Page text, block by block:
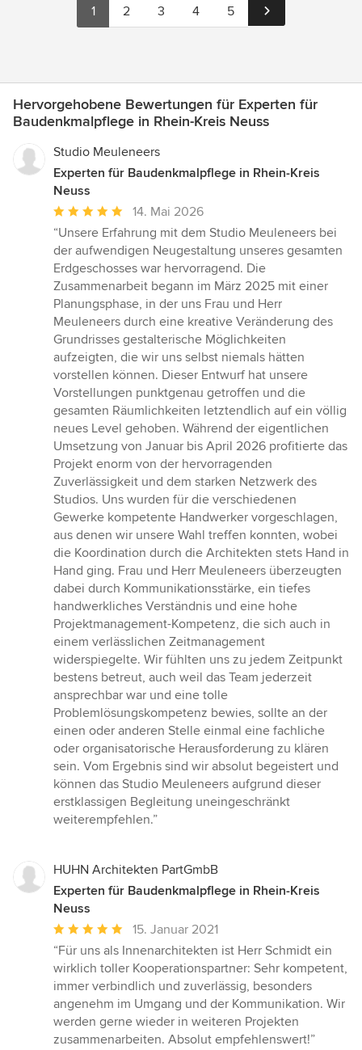
1 2 3 4 5
Hervorgehobene Bewertungen für Experten für
Baudenkmalpflege in Rhein-Kreis Neuss
Studio Meuleneers
Experten für Baudenkmalpflege in Rhein-Kreis
Neuss
Durchschnittliche
Bewertung:
5
von
5
Sternen
14. Mai 2026
“Unsere Erfahrung mit dem Studio Meuleneers bei
der aufwendigen Neugestaltung unseres gesamten
Erdgeschosses war hervorragend. Die
Zusammenarbeit begann im März 2025 mit einer
Planungsphase, in der uns Frau und Herr
Meuleneers durch eine kreative Veränderung des
Grundrisses gestalterische Möglichkeiten
aufzeigten, die wir uns selbst niemals hätten
vorstellen können. Dieser Entwurf hat unsere
Vorstellungen punktgenau getroffen und die
gesamten Räumlichkeiten letztendlich auf ein völlig
neues Level gehoben. Während der eigentlichen
Umsetzung von Januar bis April 2026 profitierte das
Projekt enorm von der hervorragenden
Zuverlässigkeit und dem starken Netzwerk des
Studios. Uns wurden für die verschiedenen
Gewerke kompetente Handwerker vorgeschlagen,
aus denen wir unsere Wahl treffen konnten, wobei
die Koordination durch die Architekten stets Hand in
Hand ging. Frau und Herr Meuleneers überzeugten
dabei durch Kommunikationsstärke, ein tiefes
handwerkliches Verständnis und eine hohe
Projektmanagement-Kompetenz, die sich auch in
einem verlässlichen Zeitmanagement
widerspiegelte. Wir fühlten uns zu jedem Zeitpunkt
bestens betreut, auch weil das Team jederzeit
ansprechbar war und eine tolle
Problemlösungskompetenz bewies, sollte an der
einen oder anderen Stelle einmal eine fachliche
oder organisatorische Herausforderung zu klären
sein. Vom Ergebnis sind wir absolut begeistert und
können das Studio Meuleneers aufgrund dieser
erstklassigen Begleitung uneingeschränkt
weiterempfehlen.”
HUHN Architekten PartGmbB
Experten für Baudenkmalpflege in Rhein-Kreis
Neuss
Durchschnittliche
Bewertung:
5
von
5
Sternen
15. Januar 2021
“Für uns als Innenarchitekten ist Herr Schmidt ein
wirklich toller Kooperationspartner: Sehr kompetent,
immer verbindlich und zuverlässig, besonders
angenehm im Umgang und der Kommunikation. Wir
werden gerne wieder in weiteren Projekten
zusammenarbeiten. Absolut empfehlenswert!”